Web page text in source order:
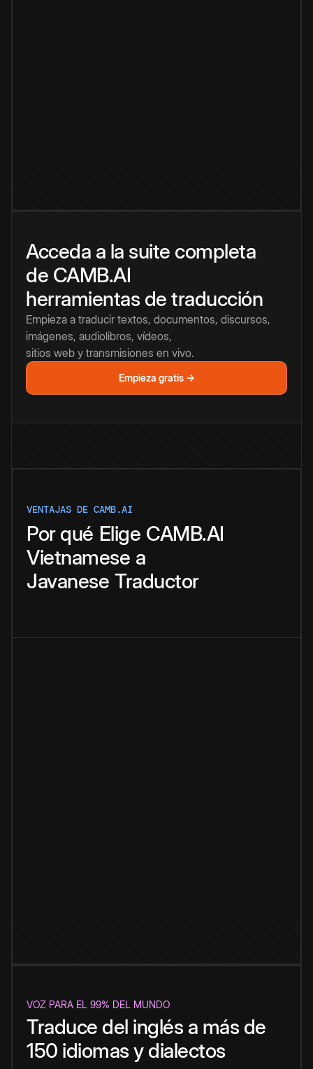
Acceda a la suite completa
de CAMB.AI
herramientas de traducción
Empieza a traducir textos, documentos, discursos,
imágenes, audiolibros, vídeos,
sitios web y transmisiones en vivo.
Empieza gratis →
VENTAJAS DE CAMB.AI
Por qué Elige CAMB.AI
Vietnamese a
Javanese Traductor
VOZ PARA EL 99% DEL MUNDO
Traduce del inglés a más de
150 idiomas y dialectos